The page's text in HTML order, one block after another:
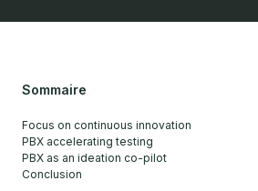
Sommaire
Focus on continuous innovation
PBX accelerating testing
PBX as an ideation co-pilot
Conclusion